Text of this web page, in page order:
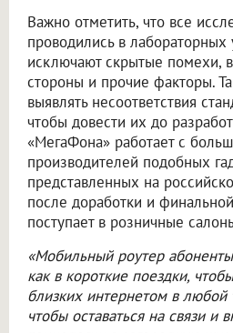
Важно отметить, что все
проводились в лабораторных
исключают скрытые помехи,
стороны и прочие факторы.
выявлять несоответствия
чтобы довести их до
«МегаФона» работает с
производителей подобных
представленных на
после доработки и
поступает в розничные
«Мобильный роутер
как в короткие поездки,
близких интернетом в любой
чтобы оставаться на связи и